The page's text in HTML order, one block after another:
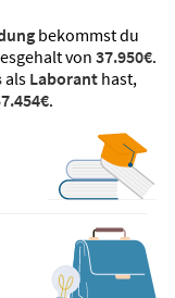
bekommst du
von 37.950€.
als Laborant hast,
.